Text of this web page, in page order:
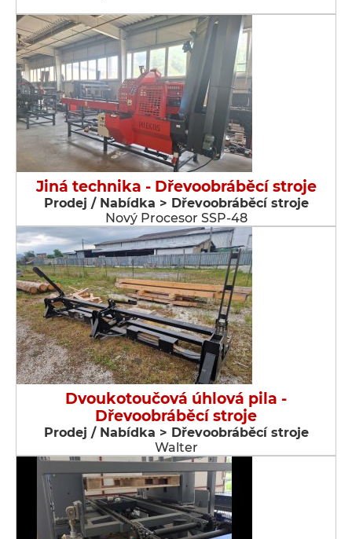
Jiná technika - Dřevoobráběcí stroje
Prodej / Nabídka > Dřevoobráběcí stroje
Nový Procesor SSP-48
Dvoukotoučová úhlová pila -
Dřevoobráběcí stroje
Prodej / Nabídka > Dřevoobráběcí stroje
Walter